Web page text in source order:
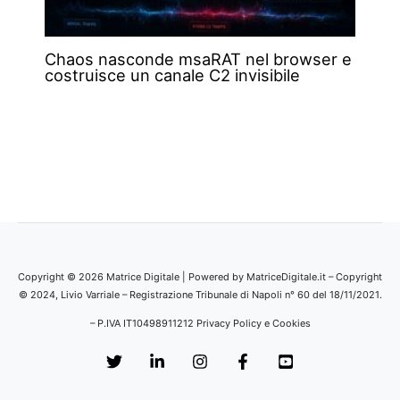
Chaos nasconde msaRAT nel browser e
costruisce un canale C2 invisibile
Copyright © 2026 Matrice Digitale | Powered by MatriceDigitale.it – Copyright
© 2024, Livio Varriale – Registrazione Tribunale di Napoli n° 60 del 18/11/2021.
– P.IVA IT10498911212 Privacy Policy e Cookies